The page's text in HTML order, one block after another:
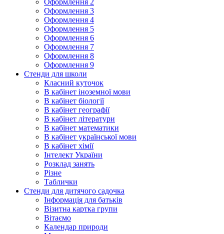
Оформлення 2
Оформлення 3
Оформлення 4
Оформлення 5
Оформлення 6
Оформлення 7
Оформлення 8
Оформлення 9
Стенди для школи
Класний куточок
В кабінет іноземної мови
В кабінет біології
В кабінет географії
В кабінет літератури
В кабінет математики
В кабінет української мови
В кабінет хімії
Інтелект України
Розклад занять
Різне
Таблички
Стенди для дитячого садочка
Інформація для батьків
Візитна картка групи
Вітаємо
Календар природи